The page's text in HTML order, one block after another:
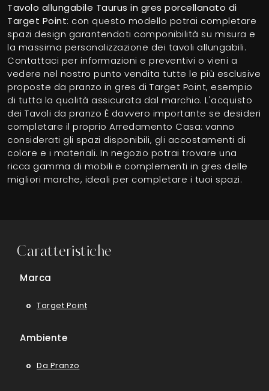
Tavolo allungabile Taurus in gres porcellanato di
Target Point: con questo modello potrai completare
spazi design garantendoti componibilità su misura e
la massima personalizzazione dei tavoli allungabili.
Contattaci per informazioni e preventivi o vieni a
vedere nel nostro punto vendita tutte le più esclusive
proposte da pranzo in gres di Target Point, esempio
di tutta la qualità assicurata dal marchio. L'acquisto
dei Tavoli da pranzo È davvero importante se desideri
completare il proprio Arredamento Casa: vanno
considerati gli spazi disponibili, gli accostamenti di
colore e i materiali. In negozio potrai trovare una
ricca gamma di mobili e complementi in gres delle
migliori marche, ideali per completare i tuoi spazi.
Caratteristiche
Marca
Target Point
Ambiente
Da Pranzo